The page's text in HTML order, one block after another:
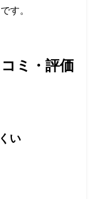
です。
ミ・評価
い